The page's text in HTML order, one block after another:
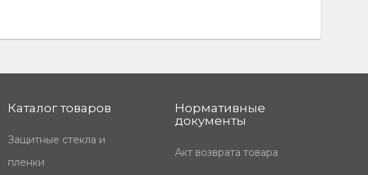
Каталог товаров
Защитные стекла и
пленки
Нормативные
документы
Акт возврата товара